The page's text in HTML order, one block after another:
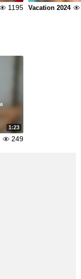
1195 Vacation 2024
1:23
249